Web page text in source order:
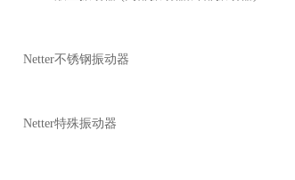
Netter不锈钢振动器
Netter特殊振动器